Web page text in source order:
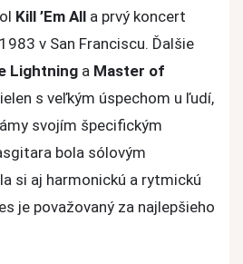
Kill ’Em All a prvý koncert
v San Franciscu. Ďalšie
Lightning a Master of
s veľkým úspechom u ľudí,
svojím špecifickým
bola sólovým
si aj harmonickú a rytmickú
je považovaný za najlepšieho